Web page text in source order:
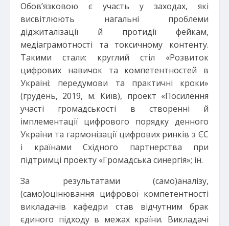
Обов’язковою є участь у заходах, які
висвітлюють нагальні проблеми
діджиталізації й протидії фейкам,
медіаграмотності та токсичному контенту.
Такими стали: круглий стіл «Розвиток
цифрових навичок та компетентностей в
Україні: передумови та практичні кроки»
(грудень, 2019, м. Київ), проект «Посилення
участі громадськості в створенні й
імплементації цифрового порядку денного
України та гармонізації цифрових ринків з ЄС
і країнами Східного партнерства при
підтримці проекту «Громадська синергія»; ін.
За результатами (само)аналізу,
(само)оцінювання цифрової компетентності
викладачів кафедри став відчутним брак
єдиного підходу в межах країни. Викладачі